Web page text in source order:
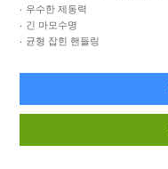
우수한 제동력
긴 마모수명
균형 잡힌 핸들링